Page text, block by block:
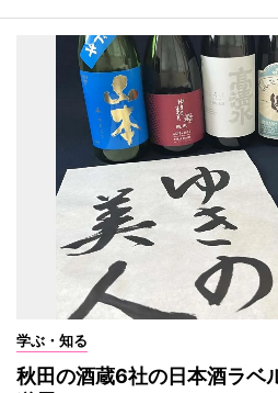
学ぶ・知る
秋田の酒蔵6社の日本酒ラベ